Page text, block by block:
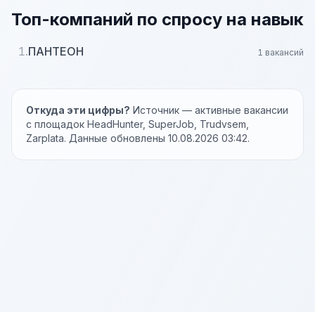
Топ-компаний по спросу на навык
1.ПАНТЕОН 1 вакансий
Откуда эти цифры? Источник — активные вакансии
с площадок HeadHunter, SuperJob, Trudvsem,
Zarplata. Данные обновлены 10.08.2026 03:42.